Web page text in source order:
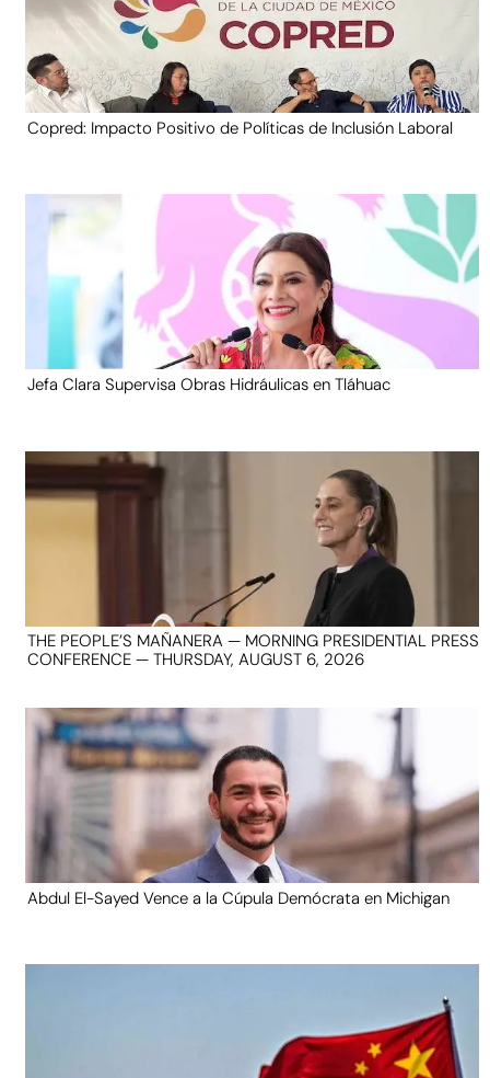
Copred: Impacto Positivo de Políticas de Inclusión Laboral
Jefa Clara Supervisa Obras Hidráulicas en Tláhuac
THE PEOPLE’S MAÑANERA — MORNING PRESIDENTIAL PRESS
CONFERENCE — THURSDAY, AUGUST 6, 2026
Abdul El-Sayed Vence a la Cúpula Demócrata en Michigan